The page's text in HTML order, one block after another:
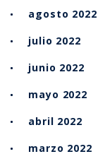
agosto 2022
julio 2022
junio 2022
mayo 2022
abril 2022
marzo 2022